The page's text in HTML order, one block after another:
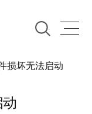
损坏无法启动